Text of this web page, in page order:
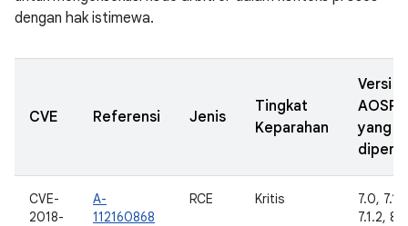
dengan hak istimewa.
CVE Referensi Jenis
Tingkat
Keparahan
Versi
AOSP
yang
CVE-
2018-
A-
112160868
RCE Kritis
7.0, 7.1.1,
7.1.2,